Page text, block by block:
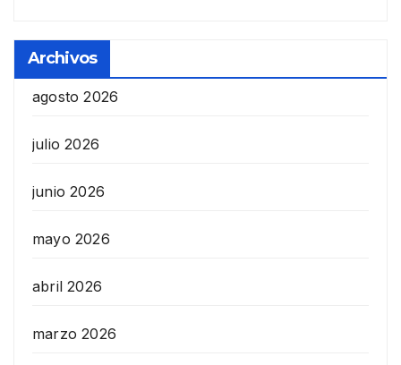
Archivos
agosto 2026
julio 2026
junio 2026
mayo 2026
abril 2026
marzo 2026